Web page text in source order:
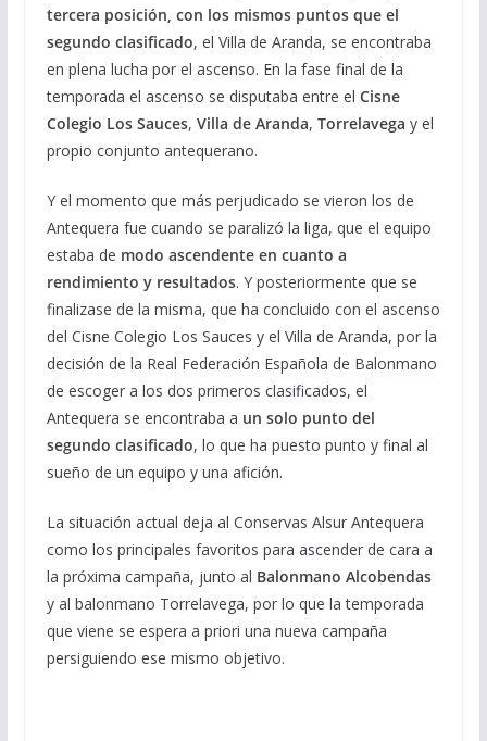
tercera posición, con los mismos puntos que el
segundo clasificado, el Villa de Aranda, se encontraba
en plena lucha por el ascenso. En la fase final de la
temporada el ascenso se disputaba entre el Cisne
Colegio Los Sauces, Villa de Aranda, Torrelavega y el
propio conjunto antequerano.
Y el momento que más perjudicado se vieron los de
Antequera fue cuando se paralizó la liga, que el equipo
estaba de modo ascendente en cuanto a
rendimiento y resultados. Y posteriormente que se
finalizase de la misma, que ha concluido con el ascenso
del Cisne Colegio Los Sauces y el Villa de Aranda, por la
decisión de la Real Federación Española de Balonmano
de escoger a los dos primeros clasificados, el
Antequera se encontraba a un solo punto del
segundo clasificado, lo que ha puesto punto y final al
sueño de un equipo y una afición.
La situación actual deja al Conservas Alsur Antequera
como los principales favoritos para ascender de cara a
la próxima campaña, junto al Balonmano Alcobendas
y al balonmano Torrelavega, por lo que la temporada
que viene se espera a priori una nueva campaña
persiguiendo ese mismo objetivo.